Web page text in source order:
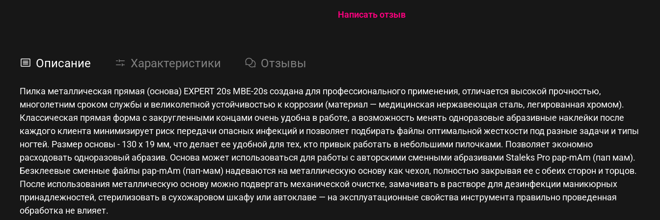
металлическую основу можно подвергать механической очистке,
замачивать в растворе для дезинфекции маникюрных
Написать отзыв
Описание Характеристики Отзывы
Пилка металлическая прямая (основа) EXPERT 20s MBE-20s создана для профессионального применения, отличается высокой прочностью,
многолетним сроком службы и великолепной устойчивостью к коррозии (материал — медицинская нержавеющая сталь, легированная хромом).
Классическая прямая форма с закругленными концами очень удобна в работе, а возможность менять одноразовые абразивные наклейки после
каждого клиента минимизирует риск передачи опасных инфекций и позволяет подбирать файлы оптимальной жесткости под разные задачи и типы
ногтей. Размер основы - 130 х 19 мм, что делает ее удобной для тех, кто привык работать в небольшими пилочками. Позволяет экономно
расходовать одноразовый абразив. Основа может использоваться для работы с авторскими сменными абразивами Staleks Pro pap-mAm (пап мам).
Безклеевые сменные файлы pap-mAm (пап-мам) надеваются на металлическую основу как чехол, полностью закрывая ее с обеих сторон и торцов.
После использования металлическую основу можно подвергать механической очистке, замачивать в растворе для дезинфекции маникюрных
принадлежностей, стерилизовать в сухожаровом шкафу или автоклаве — на эксплуатационные свойства инструмента правильно проведенная
обработка не влияет.